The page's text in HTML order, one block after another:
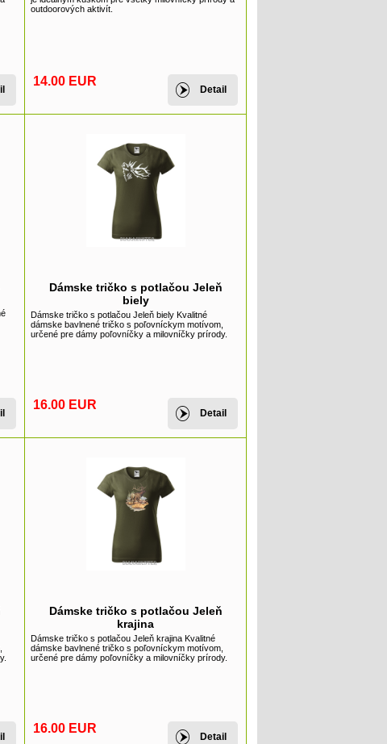
outdoorových aktivít.
14.00 EUR
Detail
Dámske tričko s potlačou Jeleň
biely
Dámske tričko s potlačou Jeleň biely Kvalitné
dámske bavlnené tričko s poľovníckym motívom,
určené pre dámy poľovníčky a milovníčky prírody.
16.00 EUR
Detail
Dámske tričko s potlačou Jeleň
krajina
Dámske tričko s potlačou Jeleň krajina Kvalitné
dámske bavlnené tričko s poľovníckym motívom,
určené pre dámy poľovníčky a milovníčky prírody.
16.00 EUR
Detail